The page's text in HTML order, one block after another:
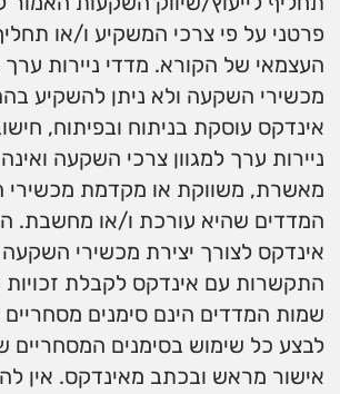
פרטני על פי צרכי המשקיע ו/או
העצמאי של הקורא. מדדי ניירות ערך
מכשירי השקעה ולא ניתן להשקיע
אינדקס עוסקת בניתוח ובפיתוח,
ניירות ערך למגוון צרכי השקעה
מאשרת, משווקת או מקדמת
המדדים שהיא עורכת ו/או מחשבת.
אינדקס לצורך יצירת מכשירי השקעה
התקשרות עם אינדקס לקבלת זכויות
שמות המדדים הינם סימנים מסחריים
לבצע כל שימוש בסימנים המסחריים
אישור מראש ובכתב מאינדקס. אין